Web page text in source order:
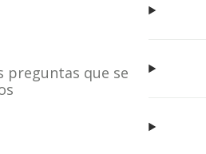
preguntas que se